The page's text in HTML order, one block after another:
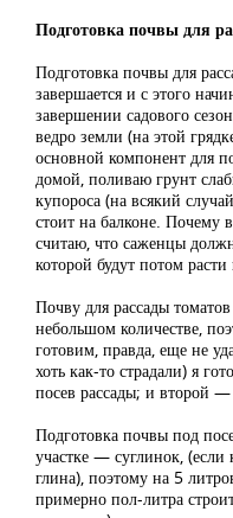
Подготовка почвы для
Подготовка почвы для
завершается и с этого
завершении садового
ведро земли (на этой
основной компонент для
домой, поливаю грунт
купороса (на всякий
стоит на балконе. Почему
считаю, что саженцы
которой будут потом расти
Почву для рассады
небольшом количестве,
готовим, правда, еще не
хоть как-то страдали) я
посев рассады; и второй
Подготовка почвы под
участке — суглинок, (если
глина), поэтому на 5
примерно пол-литра